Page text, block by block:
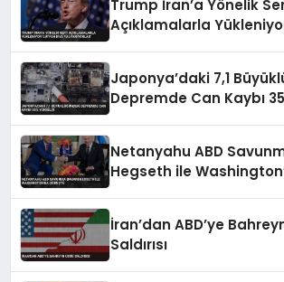
Trump İran’a Yönelik
Açıklamalarla
Japonya’daki 7,1
Depremde Can Kaybı
Netanyahu ABD
Hegseth ile
İran’dan ABD’ye
Saldırısı